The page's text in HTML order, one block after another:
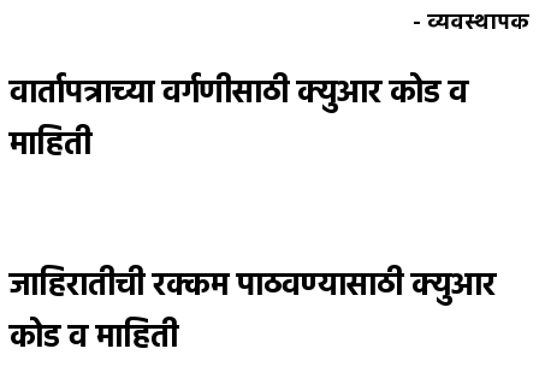
- व्यवस्थापक
वार्तापत्राच्या वर्गणीसाठी क्युआर कोड व
माहिती
जाहिरातीची रक्कम पाठवण्यासाठी क्युआर
कोड व माहिती